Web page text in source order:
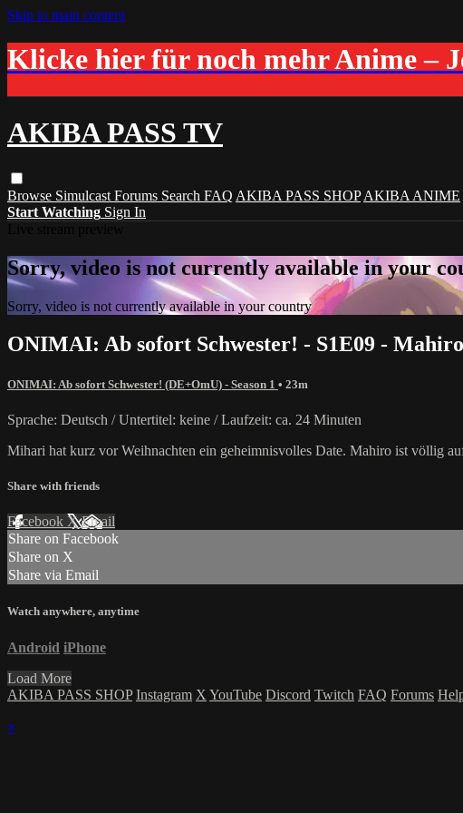
Skip to main content
Klicke hier für noch mehr Anime –
AKIBA PASS TV
Browse Simulcast Forums Search FAQ AKIBA PASS SHOP AKIBA ANIME
Start Watching Sign In
Sorry, video is not currently available in your
Sorry, video is not currently available in your country
ONIMAI: Ab sofort Schwester! - S1E09 -
ONIMAI: Ab sofort Schwester! (DE+OmU) - Season 1 • 23m
Sprache: Deutsch / Untertitel: keine / Laufzeit: ca. 24 Minuten
Mihari hat kurz vor Weihnachten ein geheimnisvolles Date. Mahiro ist völlig
Share with friends
Facebook XEmail
Share on Facebook
Share on X
Share via Email
Watch anywhere, anytime
Android iPhone
Load More
AKIBA PASS SHOP Instagram X YouTube Discord Twitch FAQ Forums
×